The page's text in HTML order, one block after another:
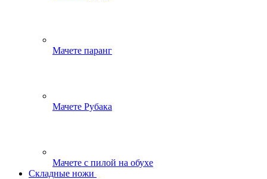
Мачете паранг
Мачете Рубака
Мачете с пилой на обухе
Складные ножи